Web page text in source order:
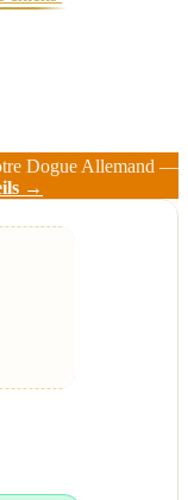
Dogue Allemand —
→